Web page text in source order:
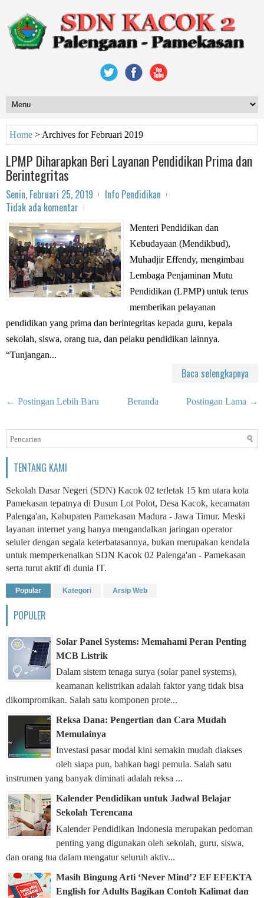
Home > Archives for Februari 2019
LPMP Diharapkan Beri Layanan Pendidikan Prima dan
Berintegritas
Senin, Februari 25, 2019
Info Pendidikan
Tidak ada komentar
Menteri Pendidikan dan
Kebudayaan (Mendikbud),
Muhadjir Effendy, mengimbau
Lembaga Penjaminan Mutu
Pendidikan (LPMP) untuk terus
memberikan pelayanan
pendidikan yang prima dan berintegritas kepada guru, kepala
sekolah, siswa, orang tua, dan pelaku pendidikan lainnya.
“Tunjangan...
Baca selengkapnya
← Postingan Lebih Baru Postingan Lama →
Beranda
TENTANG KAMI
Sekolah Dasar Negeri (SDN) Kacok 02 terletak 15 km utara kota
Pamekasan tepatnya di Dusun Lot Polot, Desa Kacok, kecamatan
Palenga'an, Kabupaten Pamekasan Madura - Jawa Timur. Meski
layanan internet yang hanya mengandalkan jaringan operator
seluler dengan segala keterbatasannya, bukan merupakan kendala
untuk memperkenalkan SDN Kacok 02 Palenga'an - Pamekasan
serta turut aktif di dunia IT.
Popular Kategori Arsip Web
POPULER
Solar Panel Systems: Memahami Peran Penting
MCB Listrik
Dalam sistem tenaga surya (solar panel systems),
keamanan kelistrikan adalah faktor yang tidak bisa
dikompromikan. Salah satu komponen prote...
Reksa Dana: Pengertian dan Cara Mudah
Memulainya
Investasi pasar modal kini semakin mudah diakses
oleh siapa pun, bahkan bagi pemula. Salah satu
instrumen yang banyak diminati adalah reksa ...
Kalender Pendidikan untuk Jadwal Belajar
Sekolah Terencana
Kalender Pendidikan Indonesia merupakan pedoman
penting yang digunakan oleh sekolah, guru, siswa,
dan orang tua dalam mengatur seluruh aktiv...
Masih Bingung Arti ‘Never Mind’? EF EFEKTA
English for Adults Bagikan Contoh Kalimat dan